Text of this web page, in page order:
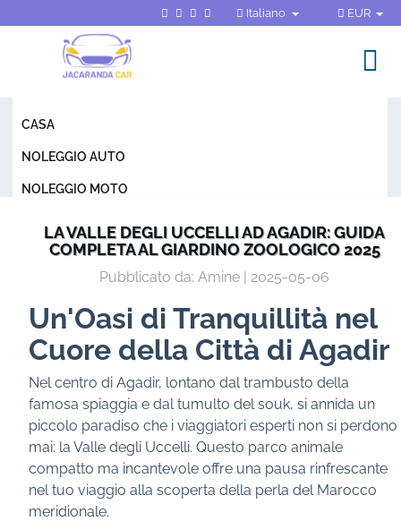
Italiano EUR
CASA
NOLEGGIO AUTO
NOLEGGIO MOTO
DOMANDE FREQUENTI
CONTATTO
LA VALLE DEGLI UCCELLI AD AGADIR: GUIDA
COMPLETA AL GIARDINO ZOOLOGICO 2025
Pubblicato da: Amine | 2025-05-06
Un'Oasi di Tranquillità nel
Cuore della Città di Agadir
Nel centro di Agadir, lontano dal trambusto della
famosa spiaggia e dal tumulto del souk, si annida un
piccolo paradiso che i viaggiatori esperti non si perdono
mai: la Valle degli Uccelli. Questo parco animale
compatto ma incantevole offre una pausa rinfrescante
nel tuo viaggio alla scoperta della perla del Marocco
meridionale.